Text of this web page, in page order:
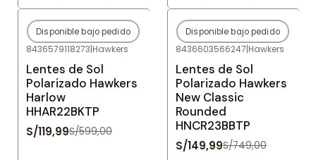
-80%OFF
Agotado
Disponible bajo pedido
8436579118273|Hawkers
Lentes de Sol
Polarizado Hawkers
Harlow
HHAR22BKTP
S/119,99S/599,00
-80%OFF
Agotado
Disponible bajo pedido
8436603566247|Hawkers
Lentes de Sol
Polarizado Hawkers
New Classic
Rounded
HNCR23BBTP
S/149,99S/749,00